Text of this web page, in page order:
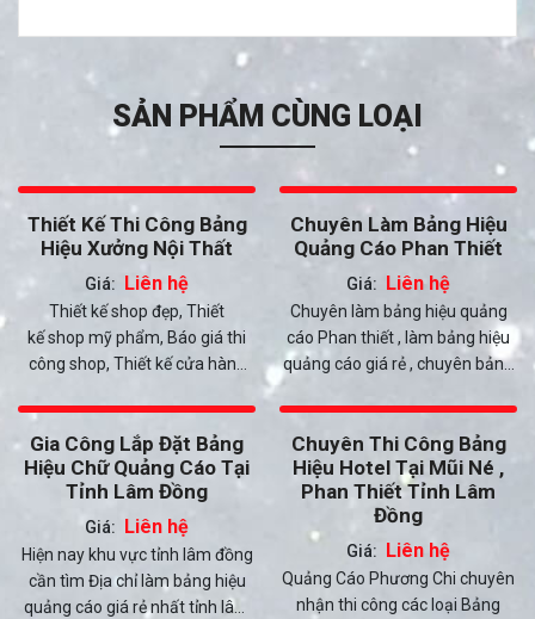
SẢN PHẨM CÙNG LOẠI
Thiết Kế Thi Công Bảng
Hiệu Xưởng Nội Thất
Giá: Liên hệ
Thiết kế shop đẹp, Thiết
kế shop mỹ phẩm, Báo giá thi
công shop, Thiết kế cửa hàng
bình thuận , Nhận thi công
shop quần áo ...Thiết kế thi công
bảng hiệu xưởng nội thất , Công
ty , văn phòng... Phương chi
ngoài lĩnh vực decor thi công
bảng hiệu tất cả các vật tư còn
có dịch vụ làm thi công trọn gói
Backgfoud đẹp lung linh cho
Chuyên Làm Bảng Hiệu
Quảng Cáo Phan Thiết
Giá: Liên hệ
Chuyên làm bảng hiệu quảng
cáo Phan thiết , làm bảng hiệu
quảng cáo giá rẻ , chuyên bảng
chuyên nghiệp , nhận làm bảng
hiệu quảng cáo giá sỉ
Gia Công Lắp Đặt Bảng
Hiệu Chữ Quảng Cáo Tại
Tỉnh Lâm Đồng
Giá: Liên hệ
Hiện nay khu vực tỉnh lâm đồng
cần tìm Địa chỉ làm bảng hiệu
quảng cáo giá rẻ nhất tỉnh lâm
Chuyên Thi Công Bảng
Hiệu Hotel Tại Mũi Né ,
Phan Thiết Tỉnh Lâm
Đồng
Giá: Liên hệ
Quảng Cáo Phương Chi chuyên
nhận thi công các loại Bảng